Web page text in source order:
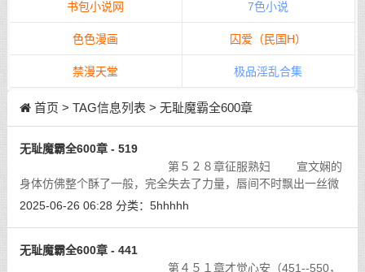
书包小说网 7色小说
色色漫画 囚爱（民国H）
禁漫天堂 极品淫乱合集
首页 > TAG信息列表 > 无耻魔霸全600章
无耻魔霸全600章 - 519
第５２８章征服熟妇 宣文娴的
身体仿佛整个酥了一般，完全失去了力量，唇间不时飘出一丝微
不可闻的嘤咛，撩人心弦，动人心魄……
2025-06-26 06:28 分类： 5hhhhh
无耻魔霸全600章 - 441
第４５１章才觉心安（451--550，